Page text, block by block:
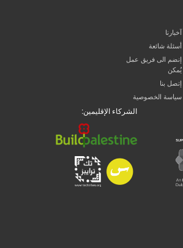
آخبارنا
أسئلة شائعة
إنضم الى فريق عمل
يُمكن
إتصل بنا
سياسة الخصوصية
الشركاء الإقليمين: